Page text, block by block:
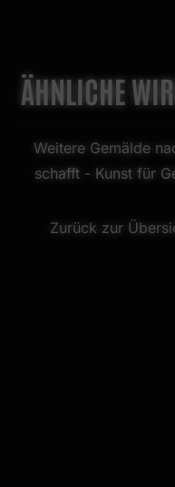
ÄHNLICHE
Weitere Gemälde
schafft- Kunst für
Zurück zur